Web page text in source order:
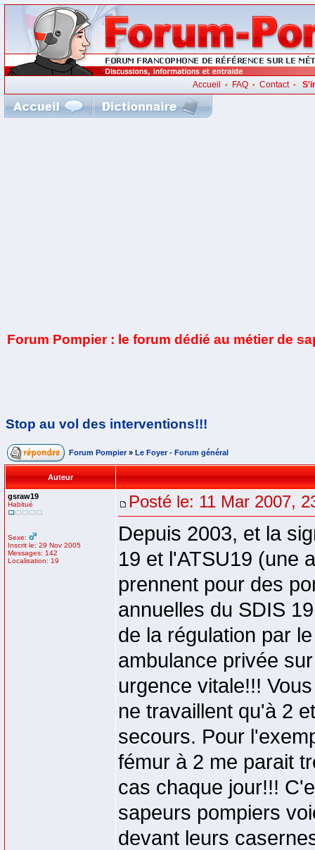
Accueil • FAQ• Contact•
Forum Pompier : le forum dédié au métier de
Stop au vol des interventions!!!
Forum Pompier » Le Foyer - Forum général
Auteur
gsraw19
Habitué
Sexe:
Inscrit le: 29 Nov 2005
Messages: 142
Localisation: 19
Posté le: 11 Mar 2007,
Depuis 2003, et la
19 et l'ATSU19 (une
prennent pour des
annuelles du SDIS
de la régulation par
ambulance privée
urgence vitale!!!
ne travaillent qu'à 2
secours. Pour
fémur à 2 me parait
cas chaque jour!!!
sapeurs pompiers
devant leurs